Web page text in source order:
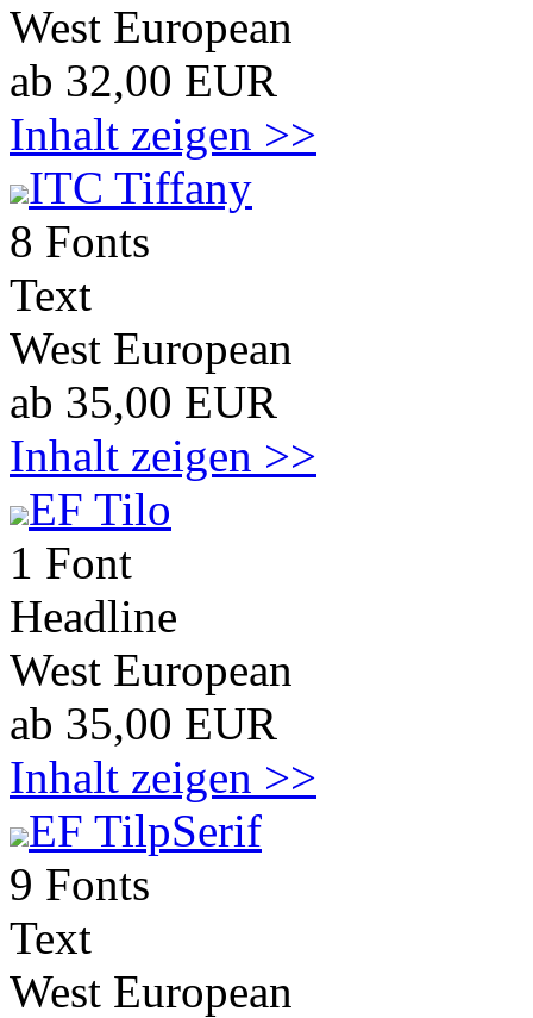
West European
ab 32,00 EUR
Inhalt zeigen >>
ITC Tiffany
8 Fonts
Text
West European
ab 35,00 EUR
Inhalt zeigen >>
EF Tilo
1 Font
Headline
West European
ab 35,00 EUR
Inhalt zeigen >>
EF TilpSerif
9 Fonts
Text
West European